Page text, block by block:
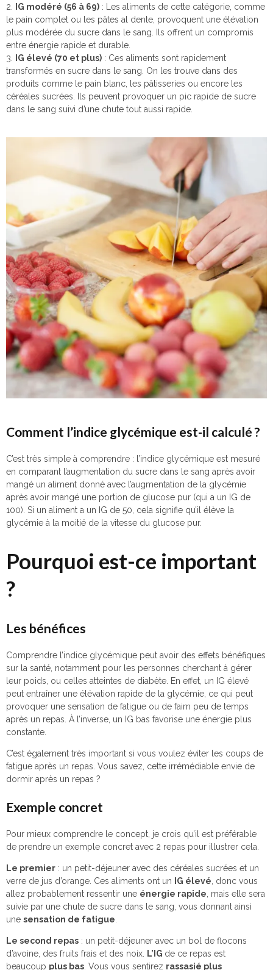
IG modéré (56 à 69) : Les aliments de cette catégorie, comme
le pain complet ou les pâtes al dente, provoquent une élévation
plus modérée du sucre dans le sang. Ils offrent un compromis
entre énergie rapide et durable.
IG élevé (70 et plus) : Ces aliments sont rapidement
transformés en sucre dans le sang. On les trouve dans des
produits comme le pain blanc, les pâtisseries ou encore les
céréales sucrées. Ils peuvent provoquer un pic rapide de sucre
dans le sang suivi d’une chute tout aussi rapide.
Comment l’indice glycémique est-il calculé ?
C’est très simple à comprendre : l’indice glycémique est mesuré
en comparant l’augmentation du sucre dans le sang après avoir
mangé un aliment donné avec l’augmentation de la glycémie
après avoir mangé une portion de glucose pur (qui a un IG de
100). Si un aliment a un IG de 50, cela signifie qu’il élève la
glycémie à la moitié de la vitesse du glucose pur.
Pourquoi est-ce important
?
Les bénéfices
Comprendre l’indice glycémique peut avoir des effets bénéfiques
sur la santé, notamment pour les personnes cherchant à gérer
leur poids, ou celles atteintes de diabète. En effet, un IG élevé
peut entraîner une élévation rapide de la glycémie, ce qui peut
provoquer une sensation de fatigue ou de faim peu de temps
après un repas. À l’inverse, un IG bas favorise une énergie plus
constante.
C’est également très important si vous voulez éviter les coups de
fatigue après un repas. Vous savez, cette irrémédiable envie de
dormir après un repas ?
Exemple concret
Pour mieux comprendre le concept, je crois qu’il est préférable
de prendre un exemple concret avec 2 repas pour illustrer cela.
Le premier : un petit-déjeuner avec des céréales sucrées et un
verre de jus d’orange. Ces aliments ont un
IG élevé, donc vous
allez probablement ressentir une énergie rapide, mais elle sera
suivie par une chute de sucre dans le sang, vous donnant ainsi
une sensation de fatigue.
Le second repas : un petit-déjeuner avec un bol de flocons
d’avoine, des fruits frais et des noix. L’IG de ce repas est
beaucoup plus bas. Vous vous sentirez rassasié plus